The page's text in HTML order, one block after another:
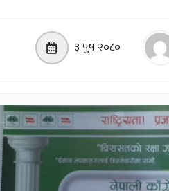
३ पुष २०८०